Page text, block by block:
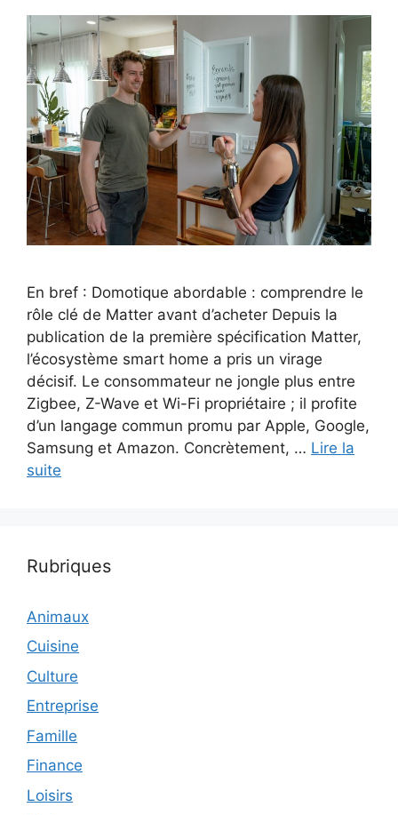
En bref : Domotique abordable : comprendre le
rôle clé de Matter avant d’acheter Depuis la
publication de la première spécification Matter,
l’écosystème smart home a pris un virage
décisif. Le consommateur ne jongle plus entre
Zigbee, Z-Wave et Wi-Fi propriétaire ; il profite
d’un langage commun promu par Apple, Google,
Samsung et Amazon. Concrètement, … Lire la
suite
Rubriques
Animaux
Cuisine
Culture
Entreprise
Famille
Finance
Loisirs